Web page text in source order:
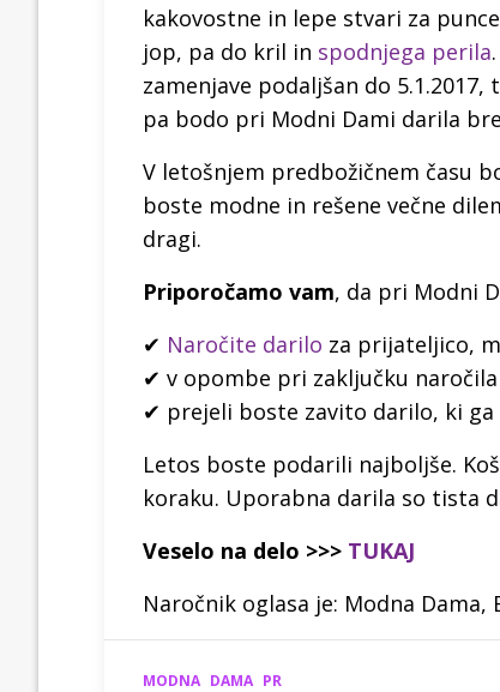
kakovostne in lepe stvari za
jop, pa do kril in spodnjega perila
zamenjave podaljšan do
pa bodo pri Modni Dami darila
V letošnjem predbožičnem času
boste modne in rešene večne
dragi.
Priporočamo vam, da pri Modni
✔ Naročite darilo za prijateljico,
✔ v opombe pri zaključku naročila
✔ prejeli boste zavito darilo, ki
Letos boste podarili najboljše.
koraku. Uporabna darila so tista
Veselo na delo >>> TUKAJ
Naročnik oglasa je: Modna Dama,
MODNA DAMA PR